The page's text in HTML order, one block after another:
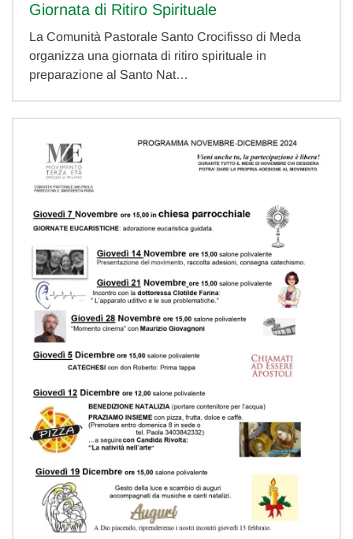
Giornata di Ritiro Spirituale
La Comunità Pastorale Santo Crocifisso di Meda
organizza una giornata di ritiro spirituale in
preparazione al Santo Nat…